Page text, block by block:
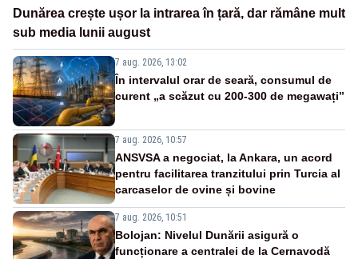
Dunărea crește ușor la intrarea în țară, dar rămâne mult
sub media lunii august
7 aug. 2026, 13:02
În intervalul orar de seară, consumul de
curent „a scăzut cu 200-300 de megawați”
7 aug. 2026, 10:57
ANSVSA a negociat, la Ankara, un acord
pentru facilitarea tranzitului prin Turcia al
carcaselor de ovine și bovine
7 aug. 2026, 10:51
Bolojan: Nivelul Dunării asigură o
funcționare a centralei de la Cernavodă